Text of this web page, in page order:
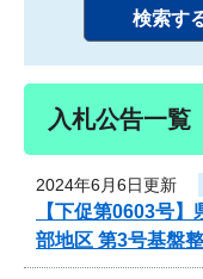
入札公告一覧
2024年6月6日更新
【下促第0603号
部地区 第3号基盤